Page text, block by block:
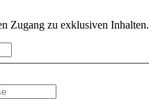
Zugang zu exklusiven Inhalten.